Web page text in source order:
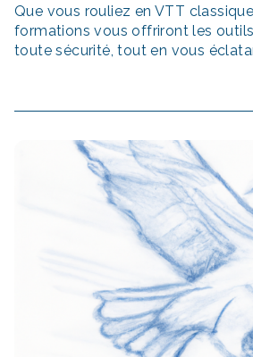
Que vous rouliez en VTT
formations vous offriront les
toute sécurité, tout en vous